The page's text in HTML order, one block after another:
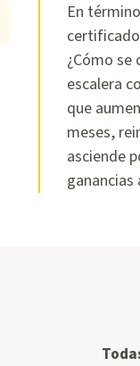
En
¿Cómo se
escalera
que
meses,
asciende
ganancias